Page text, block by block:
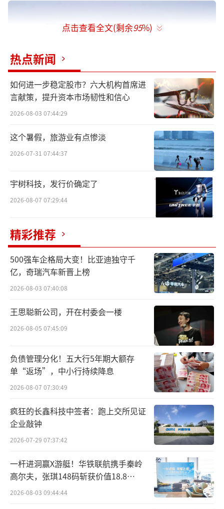
这不是一场普通的新品发布会。GeneIII仅
三生物在本次大会上将研发实验室的大门向达
人与媒体全面开放，携手Frost&Sullivan弗若
斯特沙利文发布行业权威白皮书，并邀请来自
产业、学术、临床与内容传播四方代表——包括
机构代表、超级达人、演员何明翰、新锐国际
超模顾艾嘉，以及老爸评测、丁香医生等头部
平台代表——同台共议。从仅三展厅到研发实验
室，从主论坛到双场圆桌，这是中国美白赛道
业链整合度上最为系统的一次公开亮相。
点击查看全文(剩余95%)
热点新闻
如何进一步稳定股市？六大机构首席进
言献策，提升资本市场韧性和信心
2026-08-03 07:44:29
这个暑假，旅游业有点惨淡
2026-07-31 07:44:37
宇树科技，发行价确定了
2026-08-07 07:29:44
精彩推荐
500强车企格局大变！比亚迪独守千
亿，奇瑞汽车新晋上榜
2026-08-03 07:40:08
王思聪新公司，开在村委会一楼
2026-08-05 07:45:09
负债管理分化！五大行5年期大额存
单“返场”，中小行持续降息
2026-08-07 07:30:49
疯狂的长鑫科技中签者：跑上交所见证
企业敲钟
2026-07-29 07:37:42
一杆进洞赢X游艇！华铁联航携手秦岭
高尔夫，张琪148码斩获价值18.8
万“十年豪华新能源智能游艇出海权
2026-08-03 09:44:44